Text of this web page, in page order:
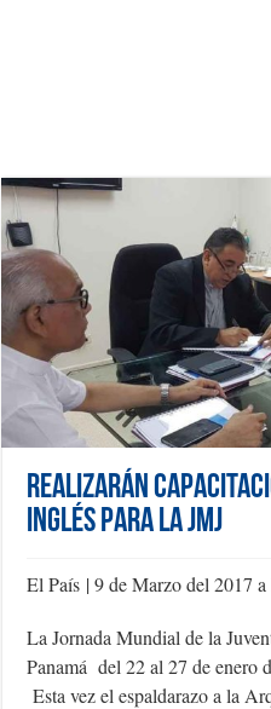
Realizarán
inglés para la JMJ
El País | 9 de Marzo del 2017
La Jornada Mundial de la
Panamá del 22 al 27 de enero
Esta vez el espaldarazo a la